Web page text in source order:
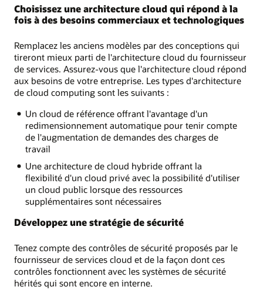
Choisissez une architecture cloud qui répond à la
fois à des besoins commerciaux et technologiques
Remplacez les anciens modèles par des conceptions qui
tireront mieux parti de l'architecture cloud du fournisseur
de services. Assurez-vous que l'architecture cloud répond
aux besoins de votre entreprise. Les types d'architecture
de cloud computing sont les suivants :
Un cloud de référence offrant l'avantage d'un
redimensionnement automatique pour tenir compte
de l'augmentation de demandes des charges de
travail
Une architecture de cloud hybride offrant la
flexibilité d'un cloud privé avec la possibilité d'utiliser
un cloud public lorsque des ressources
supplémentaires sont nécessaires
Développez une stratégie de sécurité
Tenez compte des contrôles de sécurité proposés par le
fournisseur de services cloud et de la façon dont ces
contrôles fonctionnent avec les systèmes de sécurité
hérités qui sont encore en interne.